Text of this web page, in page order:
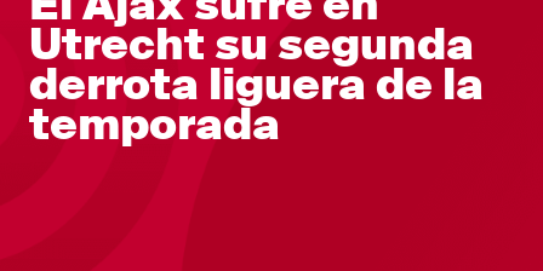
Utrecht su segunda
derrota liguera de la
temporada